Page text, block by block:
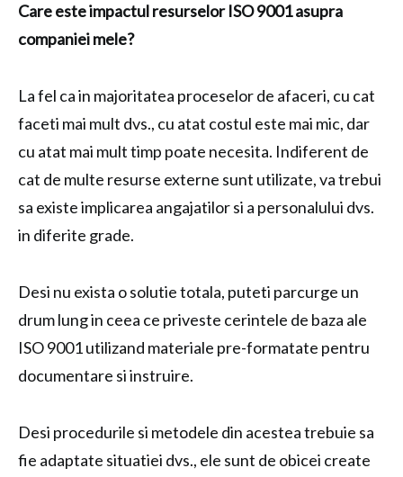
Care este impactul resurselor ISO 9001 asupra
companiei mele?
La fel ca in majoritatea proceselor de afaceri, cu cat
faceti mai mult dvs., cu atat costul este mai mic, dar
cu atat mai mult timp poate necesita. Indiferent de
cat de multe resurse externe sunt utilizate, va trebui
sa existe implicarea angajatilor si a personalului dvs.
in diferite grade.
Desi nu exista o solutie totala, puteti parcurge un
drum lung in ceea ce priveste cerintele de baza ale
ISO 9001 utilizand materiale pre-formatate pentru
documentare si instruire.
Desi procedurile si metodele din acestea trebuie sa
fie adaptate situatiei dvs., ele sunt de obicei create